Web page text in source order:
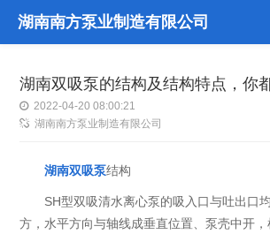
湖南南方泵业制造有限公司
湖南双吸泵的结构及结构特点，你
2022-04-20 08:00:21
湖南南方泵业制造有限公司
湖南双吸泵结构
SH型双吸清水离心泵的吸入口与吐出口
方，水平方向与轴线成垂直位置、泵壳中开